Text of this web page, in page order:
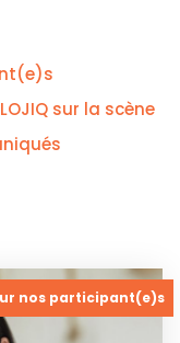
LOJIQ sur la scène
nos participant(e)s